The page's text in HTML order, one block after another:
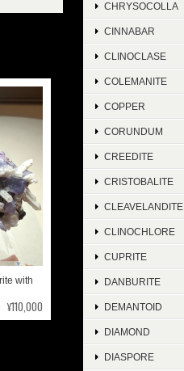
with
¥110,000
CHRYSOCOLLA
CINNABAR
CLINOCLASE
COLEMANITE
COPPER
CORUNDUM
CREEDITE
CRISTOBALITE
CLEAVELANDITE
CLINOCHLORE
CUPRITE
DANBURITE
DEMANTOID
DIAMOND
DIASPORE